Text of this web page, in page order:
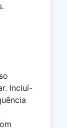
Incluí-